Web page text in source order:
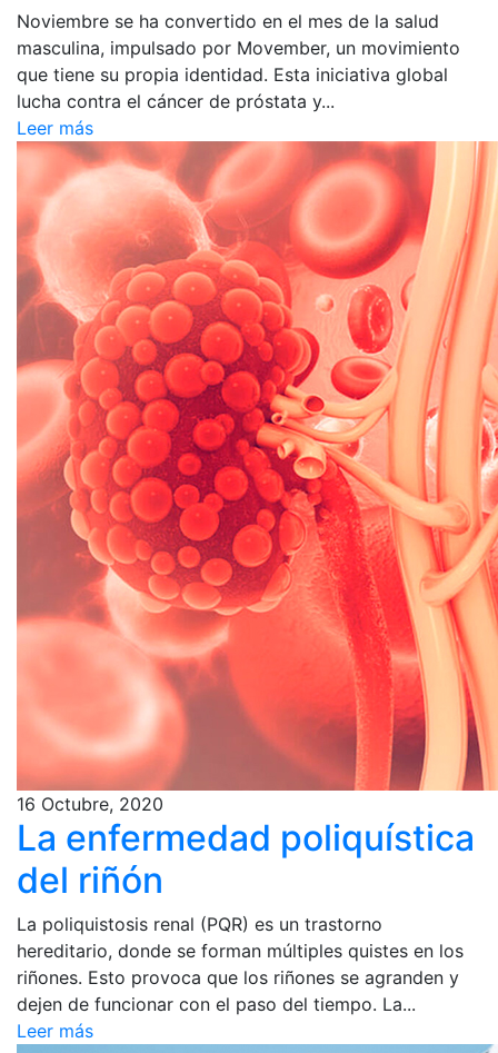
Noviembre se ha convertido en el mes de la salud
masculina, impulsado por Movember, un movimiento
que tiene su propia identidad. Esta iniciativa global
lucha contra el cáncer de próstata y...
Leer más
16 Octubre, 2020
La enfermedad poliquística
del riñón
La poliquistosis renal (PQR) es un trastorno
hereditario, donde se forman múltiples quistes en los
riñones. Esto provoca que los riñones se agranden y
dejen de funcionar con el paso del tiempo. La...
Leer más